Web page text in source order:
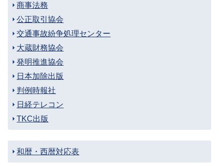
商事法務
公正取引協会
交通事故紛争処理センター
大蔵財務協会
発明推進協会
日本加除出版
判例時報社
日経テレコン
TKC出版
和暦・西暦対応表